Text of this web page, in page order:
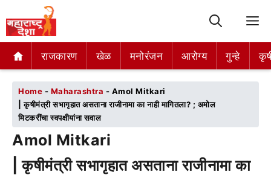
राजकारण खेळ मनोरंजन आरोग्य गुन्हे
राजकारण खेळ मनोरंजन आरोग्य गुन्हे
Home - Maharashtra - Amol Mitkari
| कृषीमंत्री सभागृहात असताना राजीनामा का नाही मागितला? ; अमोल
मिटकरींचा स्वपक्षीयांना सवाल
Amol Mitkari
| कृषीमंत्री सभागृहात असताना राजीनामा का